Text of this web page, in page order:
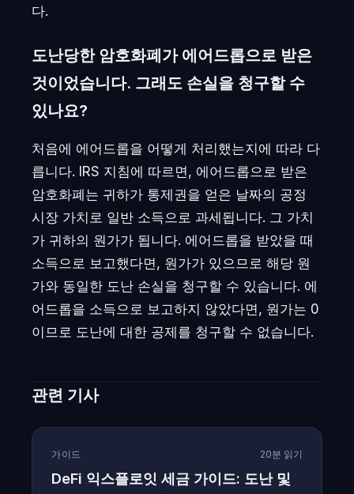
다.
도난당한 암호화폐가 에어드롭으로 받은
것이었습니다. 그래도 손실을 청구할 수
있나요?
처음에 에어드롭을 어떻게 처리했는지에 따라 다
릅니다. IRS 지침에 따르면, 에어드롭으로 받은
암호화폐는 귀하가 통제권을 얻은 날짜의 공정
시장 가치로 일반 소득으로 과세됩니다. 그 가치
가 귀하의 원가가 됩니다. 에어드롭을 받았을 때
소득으로 보고했다면, 원가가 있으므로 해당 원
가와 동일한 도난 손실을 청구할 수 있습니다. 에
어드롭을 소득으로 보고하지 않았다면, 원가는 0
이므로 도난에 대한 공제를 청구할 수 없습니다.
관련 기사
가이드 20분 읽기
DeFi 익스플로잇 세금 가이드: 도난 및